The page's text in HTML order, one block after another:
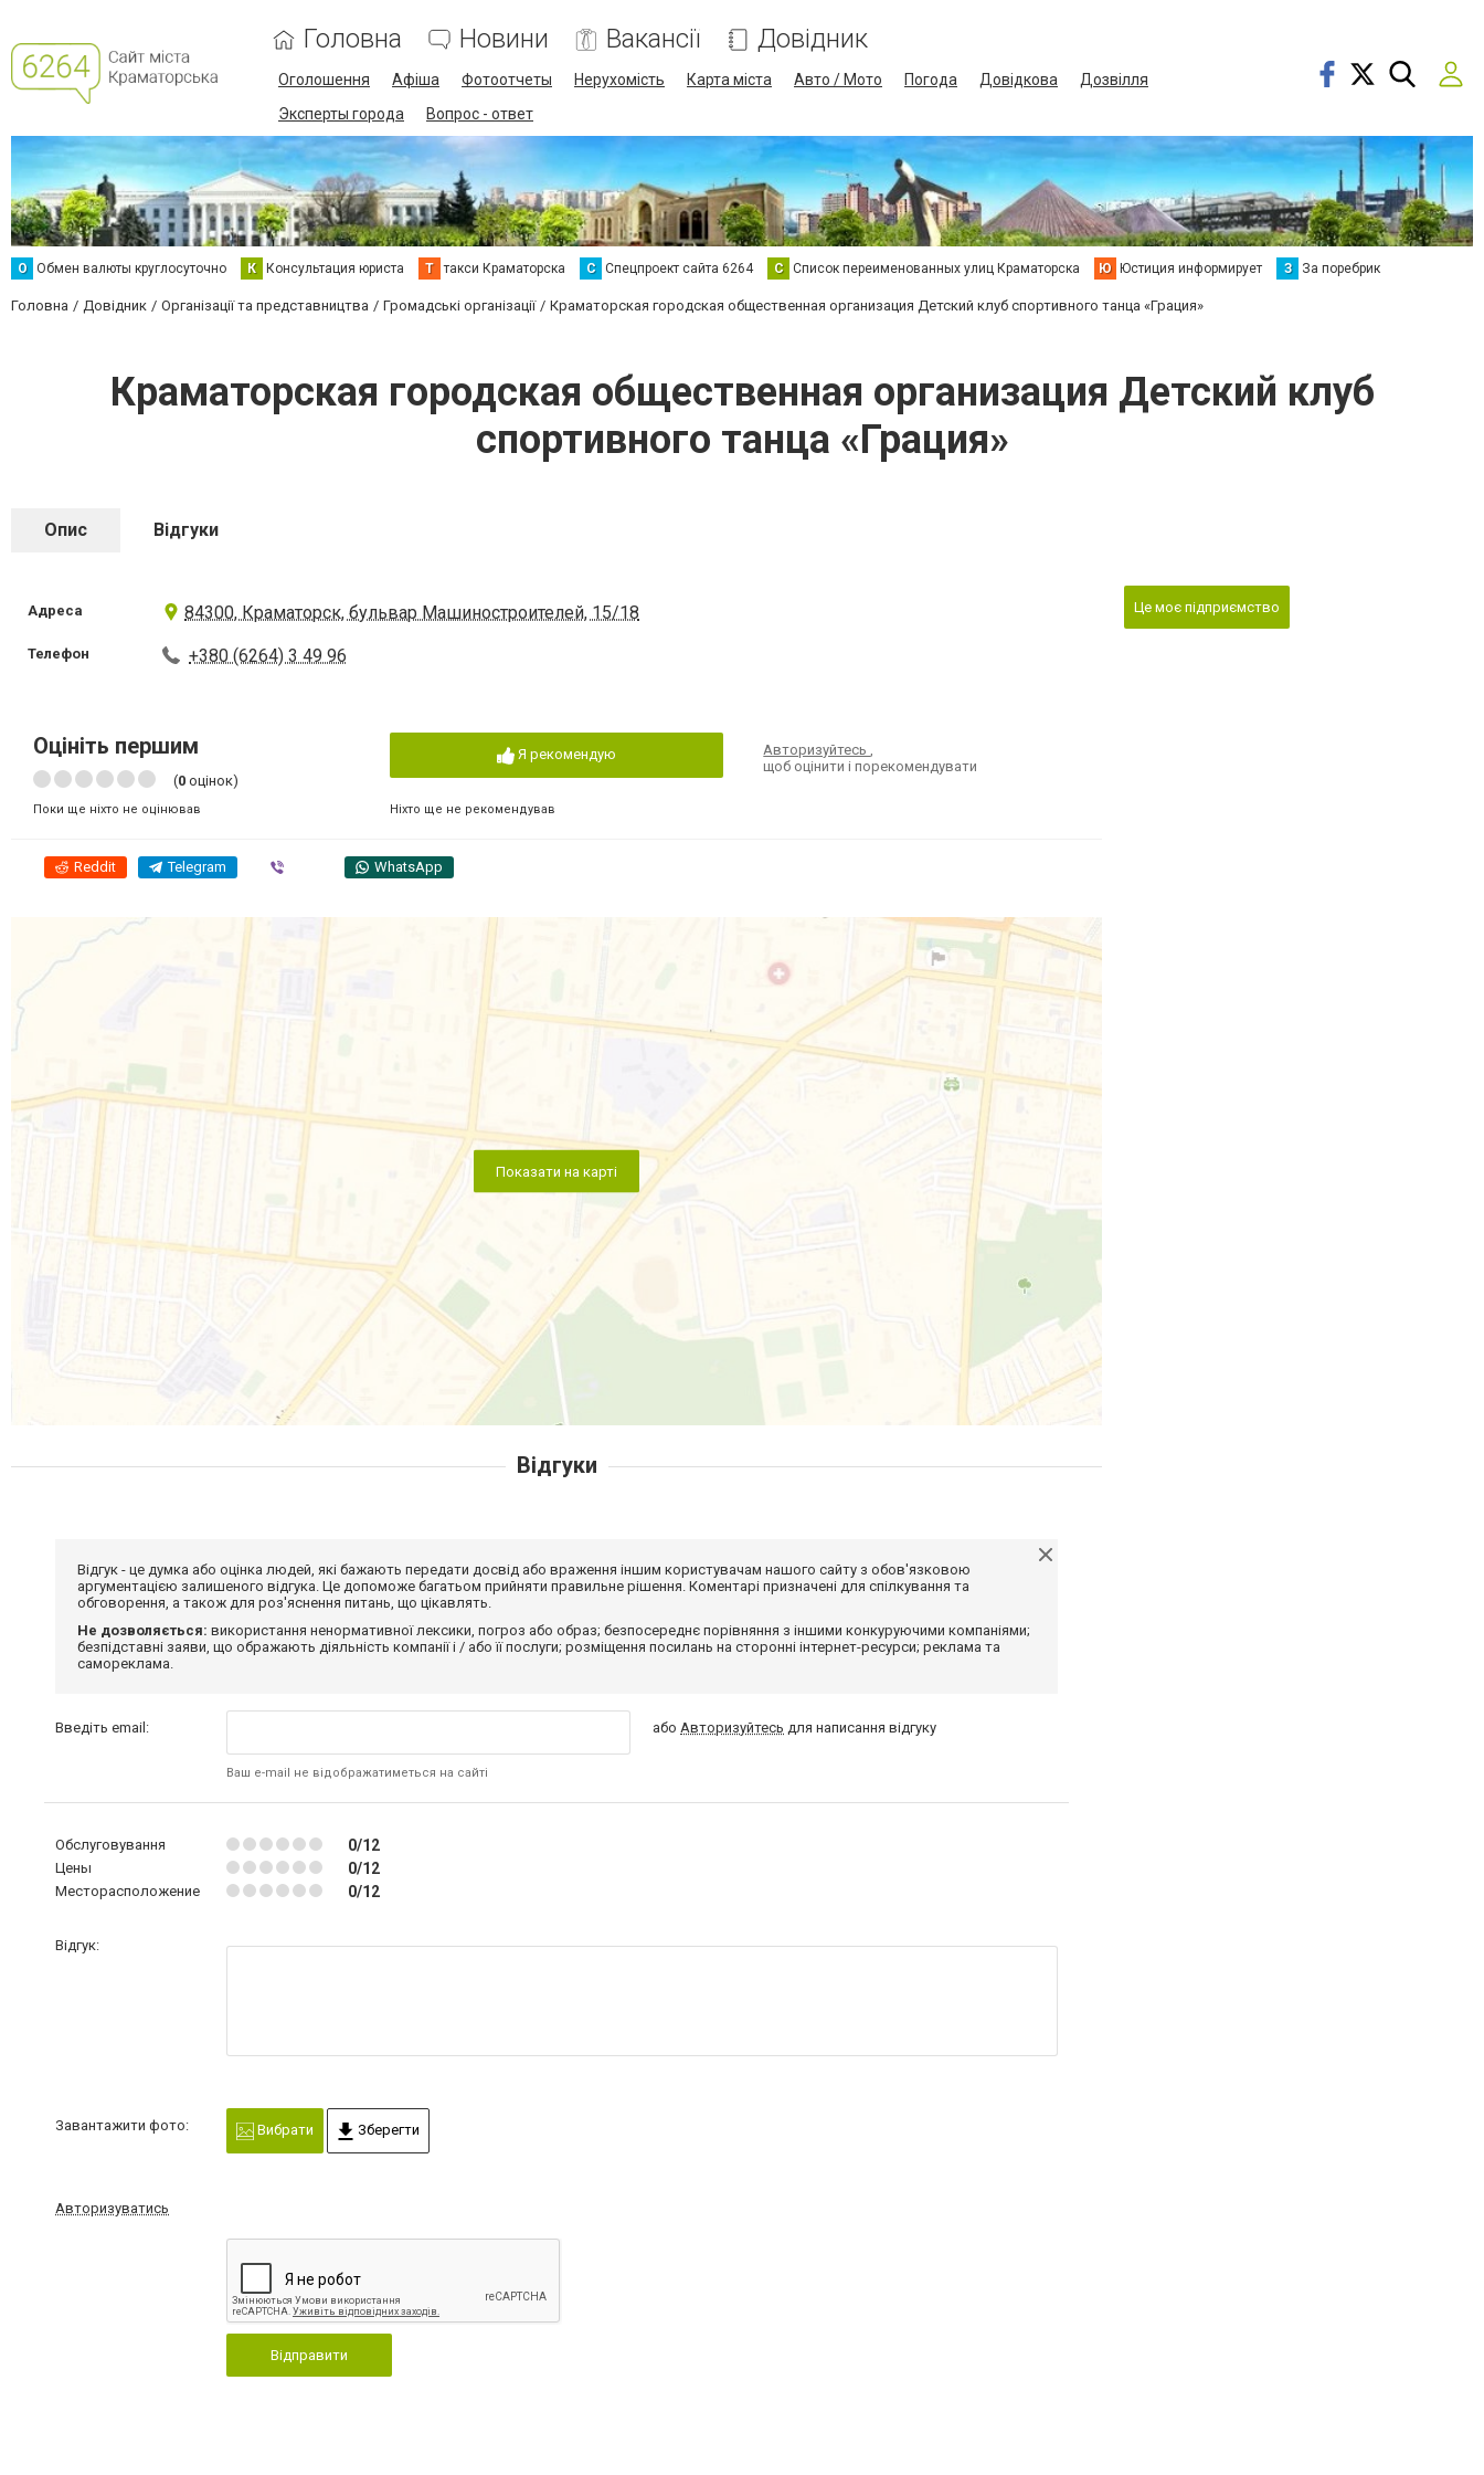
Головна Новини Вакансії Довідник
Оголошення Афіша Фотоотчеты Нерухомість Карта міста Авто / Мото Погода Довідкова
Дозвілля
Эксперты города
Вопрос - ответ
О Обмен валюты круглосуточно К Консультация юриста Т такси Краматорска С Спецпроект сайта 6264 С Список переименованных улиц Краматорска Ю Юстиция информирует З За поребрик
Головна Довідник Організації та представництва Громадські організації Краматорская городская общественная организация Детский клуб спортивного танца «Грация»
Краматорская городская общественная организация Детский клуб
спортивного танца «Грация»
Опис Відгуки
Адреса 84300, Краматорск, бульвар Машиностроителей, 15/18
Телефон +380 (6264) 3 49 96
Оцініть першим
(0 оцінок)
Поки ще ніхто не оцінював
Я рекомендую
Ніхто ще не рекомендував
Авторизуйтесь,
щоб оцінити і порекомендувати
Reddit Telegram WhatsApp
Показати на карті
Це моє підприємство
Відгуки
Відгук - це думка або оцінка людей, які бажають передати досвід або враження іншим користувачам нашого сайту з обов'язковою
аргументацією залишеного відгука. Це допоможе багатьом прийняти правильне рішення. Коментарі призначені для спілкування та
обговорення, а також для роз'яснення питань, що цікавлять.
Не дозволяється: використання ненормативної лексики, погроз або образ; безпосереднє порівняння з іншими конкуруючими компаніями;
безпідставні заяви, що ображають діяльність компанії і / або її послуги; розміщення посилань на сторонні інтернет-ресурси; реклама та
самореклама.
Введіть email:
Ваш e-mail не відображатиметься на сайті
абоАвторизуйтесь для написання відгуку
Обслуговування 0/12
Цены 0/12
Месторасположение 0/12
Відгук:
Завантажити фото: Вибрати Зберегти
Авторизуватись
Відправити